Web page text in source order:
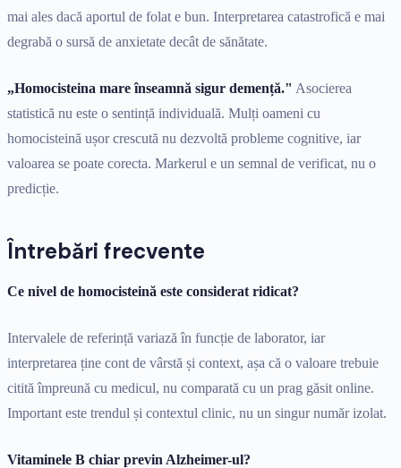
mai ales dacă aportul de folat e bun. Interpretarea catastrofică e mai
degrabă o sursă de anxietate decât de sănătate.
„Homocisteina mare înseamnă sigur demență." Asocierea
statistică nu este o sentință individuală. Mulți oameni cu
homocisteină ușor crescută nu dezvoltă probleme cognitive, iar
valoarea se poate corecta. Markerul e un semnal de verificat, nu o
predicție.
Întrebări frecvente
Ce nivel de homocisteină este considerat ridicat?
Intervalele de referință variază în funcție de laborator, iar
interpretarea ține cont de vârstă și context, așa că o valoare trebuie
citită împreună cu medicul, nu comparată cu un prag găsit online.
Important este trendul și contextul clinic, nu un singur număr izolat.
Vitaminele B chiar previn Alzheimer-ul?